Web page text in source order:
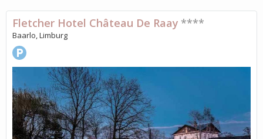
Fletcher Hotel Château De Raay ****
Baarlo, Limburg